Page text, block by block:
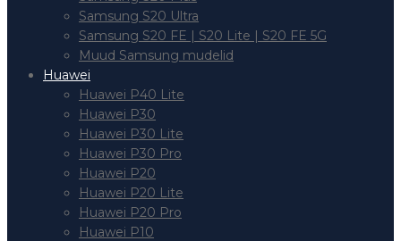
Samsung S20 Ultra
Samsung S20 FE | S20 Lite | S20 FE 5G
Muud Samsung mudelid
Huawei
Huawei P40 Lite
Huawei P30
Huawei P30 Lite
Huawei P30 Pro
Huawei P20
Huawei P20 Lite
Huawei P20 Pro
Huawei P10